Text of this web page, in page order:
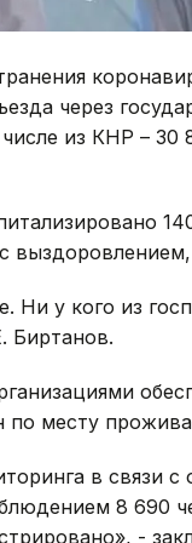
через
из КНР – 30
Ни у кого из
Биртанов.
месту
в связи
8 690
-